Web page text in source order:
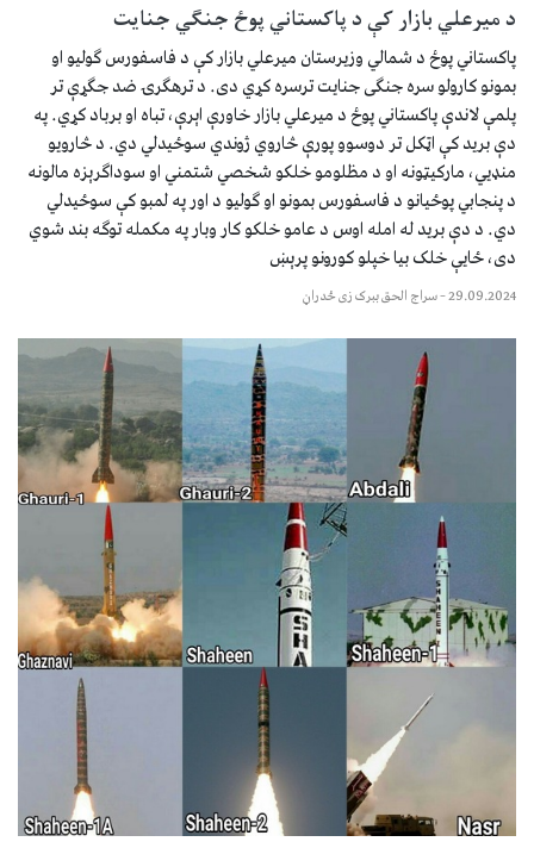
د میرعلي بازار کې د پاکستاني پوځ جنګي جنایت
پاکستاني پوځ د شمالي وزیرستان میرعلي بازار کې د فاسفورس ګولیو او
بمونو کارولو سره جنګی جنایت ترسره کړي دی. د ترهګرۍ ضد جګړې تر
پلمې لاندې پاکستاني پوځ د میرعلي بازار خاورې اېرې، تباه او برباد کړي. په
دې برید کې اټکل تر دوسوو پورې څاروي ژوندي سوځیدلي دي. د څارویو
منډیي، مارکیټونه او د مظلومو خلکو شخصي شتمني او سوداګرېزه مالونه
د پنجابي پوځیانو د فاسفورس بمونو او ګولیو د اور په لمبو کې سوځیدلي
دي. د دې برید له امله اوس د عامو خلکو کار وبار په مکمله توګه بند شوي
دی، ځایې خلک بیا خپلو کورونو پرېښ
29.09.2024
–سراج الحق ببرک زی ځدراڼ